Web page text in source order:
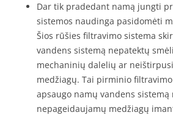
Dar tik pradedant namą jungti
sistemos naudinga pasidomėti
Šios rūšies filtravimo sistema
vandens sistemą nepatektų
mechaninių dalelių ar
medžiagų. Tai pirminio
apsaugo namų vandens sistemą
nepageidaujamų medžiagų